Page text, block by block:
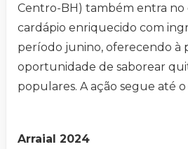
Centro-BH) também entra no
cardápio enriquecido com
período junino, oferecendo à
oportunidade de saborear
populares. A ação segue até
Arraial 2024